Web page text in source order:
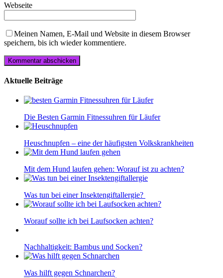
Webseite
Meinen Namen, E-Mail und Website in diesem Browser
speichern, bis ich wieder kommentiere.
Aktuelle Beiträge
Die Besten Garmin Fitnessuhren für Läufer
Heuschnupfen – eine der häufigsten Volkskrankheiten
Mit dem Hund laufen gehen: Worauf ist zu achten?
Was tun bei einer Insektengiftallergie?
Worauf sollte ich bei Laufsocken achten?
Nachhaltigkeit: Bambus und Socken?
Was hilft gegen Schnarchen?